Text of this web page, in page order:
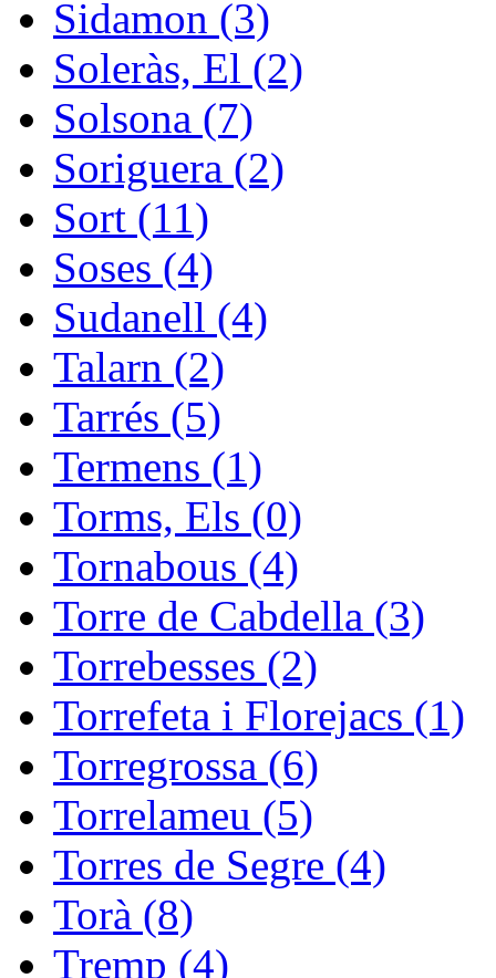
Sidamon (3)
Soleràs, El (2)
Solsona (7)
Soriguera (2)
Sort (11)
Soses (4)
Sudanell (4)
Talarn (2)
Tarrés (5)
Termens (1)
Torms, Els (0)
Tornabous (4)
Torre de Cabdella (3)
Torrebesses (2)
Torrefeta i Florejacs (1)
Torregrossa (6)
Torrelameu (5)
Torres de Segre (4)
Torà (8)
Tremp (4)